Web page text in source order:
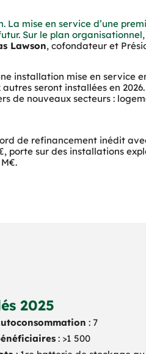
La mise en service d’une
Sur le plan
Lawson, cofondateur et
installation mise en service
seront installées en
de nouveaux secteurs :
de refinancement inédit
sur des installations
2025
: 7
: >1 500